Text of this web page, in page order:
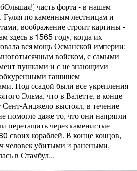
часть форта - в нашем
по каменным лестницам и
воображение строит картины -
здесь в 1565 году, когда их
вся мощь Османской империи:
войском, с самыми
пушками и с не знающими
гашишем
Под осадой были все укрепления
Эльма, что в Валетте, в конце
Сент-Анджело выстоял, в течение
помогло даже то, что они напрягли
перетащить через каменистые
своих кораблей. В конце концов,
человек убитыми и ранеными,
в Стамбул...